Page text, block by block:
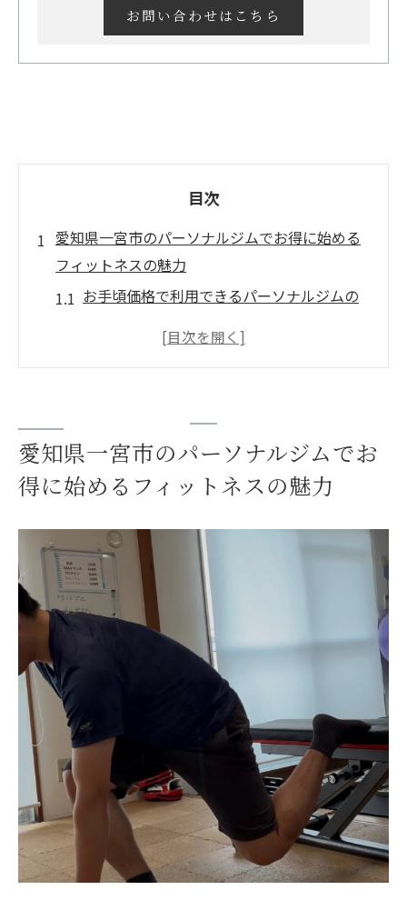
お問い合わせはこちら
目次
愛知県一宮市のパーソナルジムでお得に始める
フィットネスの魅力
お手頃価格で利用できるパーソナルジムの
コストパフォーマンス重視のジム選び
トレーニングプランのカスタマイズ可能性
地域密着型ジムのサービスの魅力
パーソナルジム選びで失敗しないための価格の
ポイント
費用対効果を重視した比較方法
料金プランの透明性を確認する
入会金や追加費用のチェックポイント
トライアルセッションの活用法
オンラインとオフラインのプラン比較
長期契約と短期契約のメリットデメリット
初心者にやさしい愛知県一宮市のパーソナルジ
ムの選び方
初めての方におすすめのジムとは
初心者向けのプログラムが充実しているジ
愛知県一宮市のパーソナルジムでお
得に始めるフィットネスの魅力